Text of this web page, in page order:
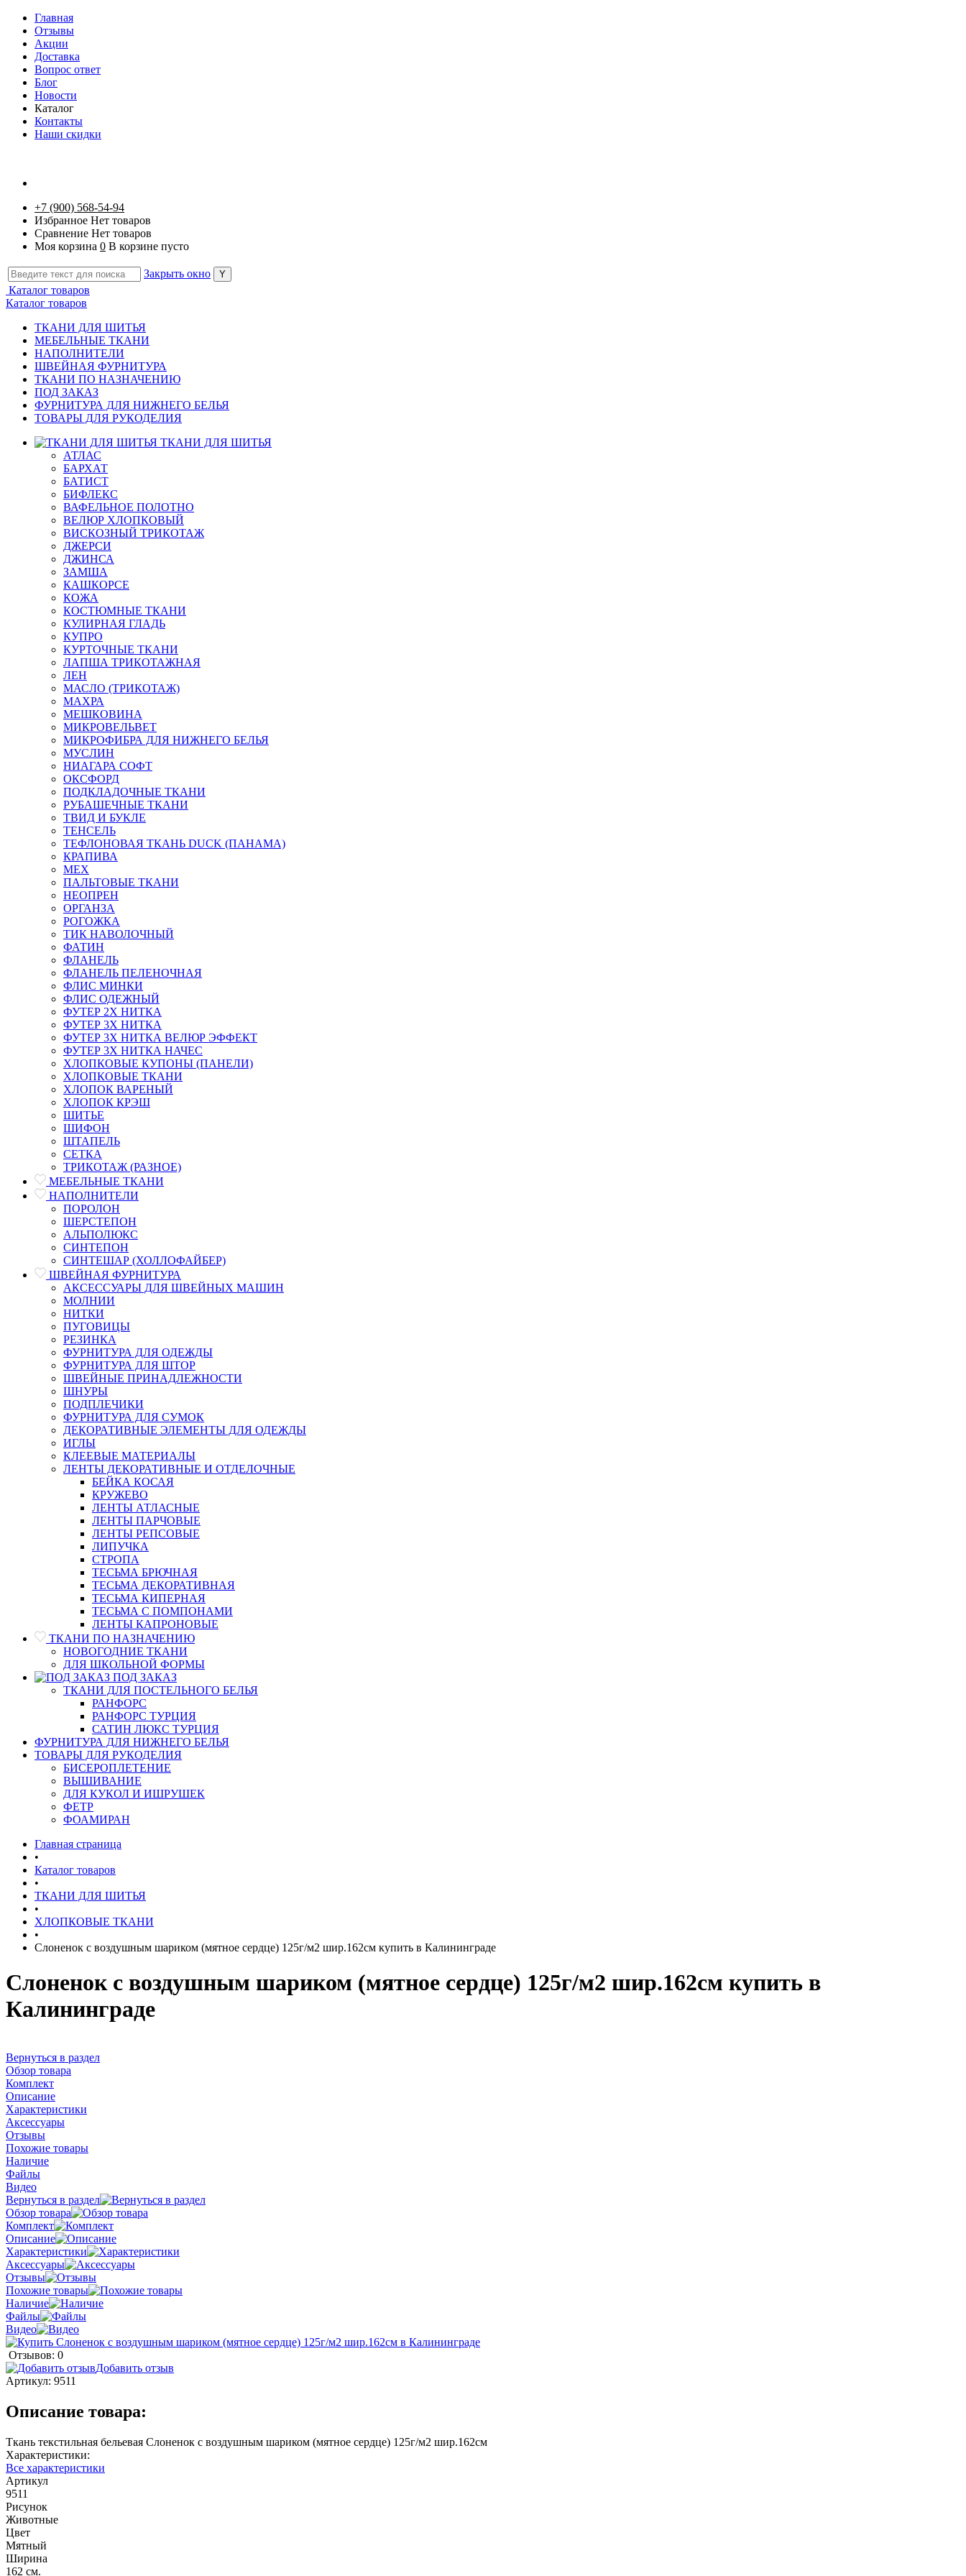
Главная
Отзывы
Акции
Доставка
Вопрос ответ
Блог
Новости
Каталог
Контакты
Наши скидки
+7 (900) 568-54-94
Избранное Нет товаров
Сравнение Нет товаров
Моя корзина 0 В корзине пусто
Закрыть окно
Каталог товаров
Каталог товаров
ТКАНИ ДЛЯ ШИТЬЯ
МЕБЕЛЬНЫЕ ТКАНИ
НАПОЛНИТЕЛИ
ШВЕЙНАЯ ФУРНИТУРА
ТКАНИ ПО НАЗНАЧЕНИЮ
ПОД ЗАКАЗ
ФУРНИТУРА ДЛЯ НИЖНЕГО БЕЛЬЯ
ТОВАРЫ ДЛЯ РУКОДЕЛИЯ
ТКАНИ ДЛЯ ШИТЬЯ
АТЛАС
БАРХАТ
БАТИСТ
БИФЛЕКС
ВАФЕЛЬНОЕ ПОЛОТНО
ВЕЛЮР ХЛОПКОВЫЙ
ВИСКОЗНЫЙ ТРИКОТАЖ
ДЖЕРСИ
ДЖИНСА
ЗАМША
КАШКОРСЕ
КОЖА
КОСТЮМНЫЕ ТКАНИ
КУЛИРНАЯ ГЛАДЬ
КУПРО
КУРТОЧНЫЕ ТКАНИ
ЛАПША ТРИКОТАЖНАЯ
ЛЕН
МАСЛО (ТРИКОТАЖ)
МАХРА
МЕШКОВИНА
МИКРОВЕЛЬВЕТ
МИКРОФИБРА ДЛЯ НИЖНЕГО БЕЛЬЯ
МУСЛИН
НИАГАРА СОФТ
ОКСФОРД
ПОДКЛАДОЧНЫЕ ТКАНИ
РУБАШЕЧНЫЕ ТКАНИ
ТВИД И БУКЛЕ
ТЕНСЕЛЬ
ТЕФЛОНОВАЯ ТКАНЬ DUCK (ПАНАМА)
КРАПИВА
МЕХ
ПАЛЬТОВЫЕ ТКАНИ
НЕОПРЕН
ОРГАНЗА
РОГОЖКА
ТИК НАВОЛОЧНЫЙ
ФАТИН
ФЛАНЕЛЬ
ФЛАНЕЛЬ ПЕЛЕНОЧНАЯ
ФЛИС МИНКИ
ФЛИС ОДЕЖНЫЙ
ФУТЕР 2Х НИТКА
ФУТЕР 3Х НИТКА
ФУТЕР 3Х НИТКА ВЕЛЮР ЭФФЕКТ
ФУТЕР 3Х НИТКА НАЧЕС
ХЛОПКОВЫЕ КУПОНЫ (ПАНЕЛИ)
ХЛОПКОВЫЕ ТКАНИ
ХЛОПОК ВАРЕНЫЙ
ХЛОПОК КРЭШ
ШИТЬЕ
ШИФОН
ШТАПЕЛЬ
СЕТКА
ТРИКОТАЖ (РАЗНОЕ)
МЕБЕЛЬНЫЕ ТКАНИ
НАПОЛНИТЕЛИ
ПОРОЛОН
ШЕРСТЕПОН
АЛЬПОЛЮКС
СИНТЕПОН
СИНТЕШАР (ХОЛЛОФАЙБЕР)
ШВЕЙНАЯ ФУРНИТУРА
АКСЕССУАРЫ ДЛЯ ШВЕЙНЫХ МАШИН
МОЛНИИ
НИТКИ
ПУГОВИЦЫ
РЕЗИНКА
ФУРНИТУРА ДЛЯ ОДЕЖДЫ
ФУРНИТУРА ДЛЯ ШТОР
ШВЕЙНЫЕ ПРИНАДЛЕЖНОСТИ
ШНУРЫ
ПОДПЛЕЧИКИ
ФУРНИТУРА ДЛЯ СУМОК
ДЕКОРАТИВНЫЕ ЭЛЕМЕНТЫ ДЛЯ ОДЕЖДЫ
ИГЛЫ
КЛЕЕВЫЕ МАТЕРИАЛЫ
ЛЕНТЫ ДЕКОРАТИВНЫЕ И ОТДЕЛОЧНЫЕ
БЕЙКА КОСАЯ
КРУЖЕВО
ЛЕНТЫ АТЛАСНЫЕ
ЛЕНТЫ ПАРЧОВЫЕ
ЛЕНТЫ РЕПСОВЫЕ
ЛИПУЧКА
СТРОПА
ТЕСЬМА БРЮЧНАЯ
ТЕСЬМА ДЕКОРАТИВНАЯ
ТЕСЬМА КИПЕРНАЯ
ТЕСЬМА С ПОМПОНАМИ
ЛЕНТЫ КАПРОНОВЫЕ
ТКАНИ ПО НАЗНАЧЕНИЮ
НОВОГОДНИЕ ТКАНИ
ДЛЯ ШКОЛЬНОЙ ФОРМЫ
ПОД ЗАКАЗ
ТКАНИ ДЛЯ ПОСТЕЛЬНОГО БЕЛЬЯ
РАНФОРС
РАНФОРС ТУРЦИЯ
САТИН ЛЮКС ТУРЦИЯ
ФУРНИТУРА ДЛЯ НИЖНЕГО БЕЛЬЯ
ТОВАРЫ ДЛЯ РУКОДЕЛИЯ
БИСЕРОПЛЕТЕНИЕ
ВЫШИВАНИЕ
ДЛЯ КУКОЛ И ИШРУШЕК
ФЕТР
ФОАМИРАН
Главная страница
•
Каталог товаров
•
ТКАНИ ДЛЯ ШИТЬЯ
•
ХЛОПКОВЫЕ ТКАНИ
•
Слоненок с воздушным шариком (мятное сердце) 125г/м2 шир.162см купить в Калининграде
Слоненок с воздушным шариком (мятное сердце) 125г/м2 шир.162см купить в
Калининграде
Вернуться в раздел
Обзор товара
Комплект
Описание
Характеристики
Аксессуары
Отзывы
Похожие товары
Наличие
Файлы
Видео
Вернуться в раздел
Обзор товара
Комплект
Описание
Характеристики
Аксессуары
Отзывы
Похожие товары
Наличие
Файлы
Видео
Отзывов: 0
Добавить отзыв
Артикул: 9511
Описание товара:
Ткань текстильная бельевая Слоненок с воздушным шариком (мятное сердце) 125г/м2 шир.162см
Характеристики:
Все характеристики
Артикул
9511
Рисунок
Животные
Цвет
Мятный
Ширина
162 см.